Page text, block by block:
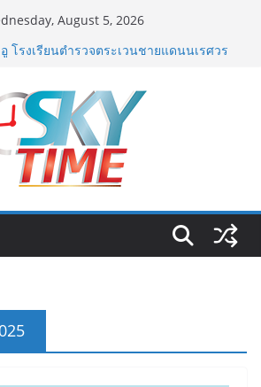
August 5, 2026
จัดกิจกรรม CSR เพื่อสาธารณะประโยชน์
ปรึกษา สนท. – ผู้บริหาร บจก.ฐาปนินทร์ ผู้
คมยุคเริ่มแรก จัดบวงสรวงใหญ่พระสยามเท
วามผูกพันยาวนานกว่า 30 ปี
ชาติ ยุคบุกเบิก “วัดสุทธิฯ”รวมพลงาน “สิงห์
คืนถิ่น 8 ส.ค.นี้
ากยูยิตสูชนะขาดนั่งบอร์ดการกีฬาเป็นสมัยที่
โภคเค็ม ผลิตกิจกรรมสื่อสร้างสรรค์
เครือข่ายลดเค็ม ชื่อเพลง “ด้วยความห่วง